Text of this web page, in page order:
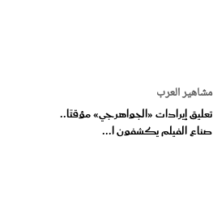
مشاهير العرب
تعليق إيرادات «الجواهرجي» مؤقتًا..
صناع الفيلم يكشفون ا...